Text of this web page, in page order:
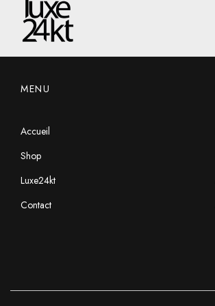
MENU
Accueil
Shop
Luxe24kt
Contact